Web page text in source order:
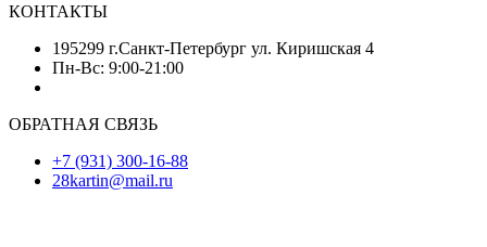
КОНТАКТЫ
195299 г.Санкт-Петербург ул. Киришская 4
Пн-Вс: 9:00-21:00
ОБРАТНАЯ СВЯЗЬ
+7 (931) 300-16-88
28kartin@mail.ru